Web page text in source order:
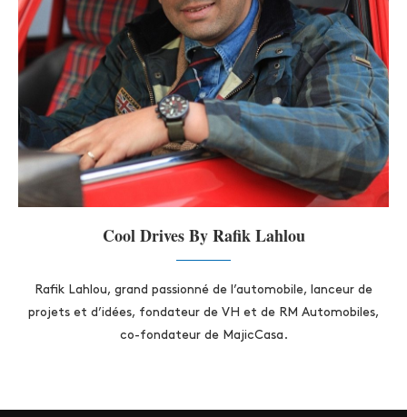
Cool Drives By Rafik Lahlou
Rafik Lahlou, grand passionné de l’automobile, lanceur de
projets et d’idées, fondateur de VH et de RM Automobiles,
co-fondateur de MajicCasa.